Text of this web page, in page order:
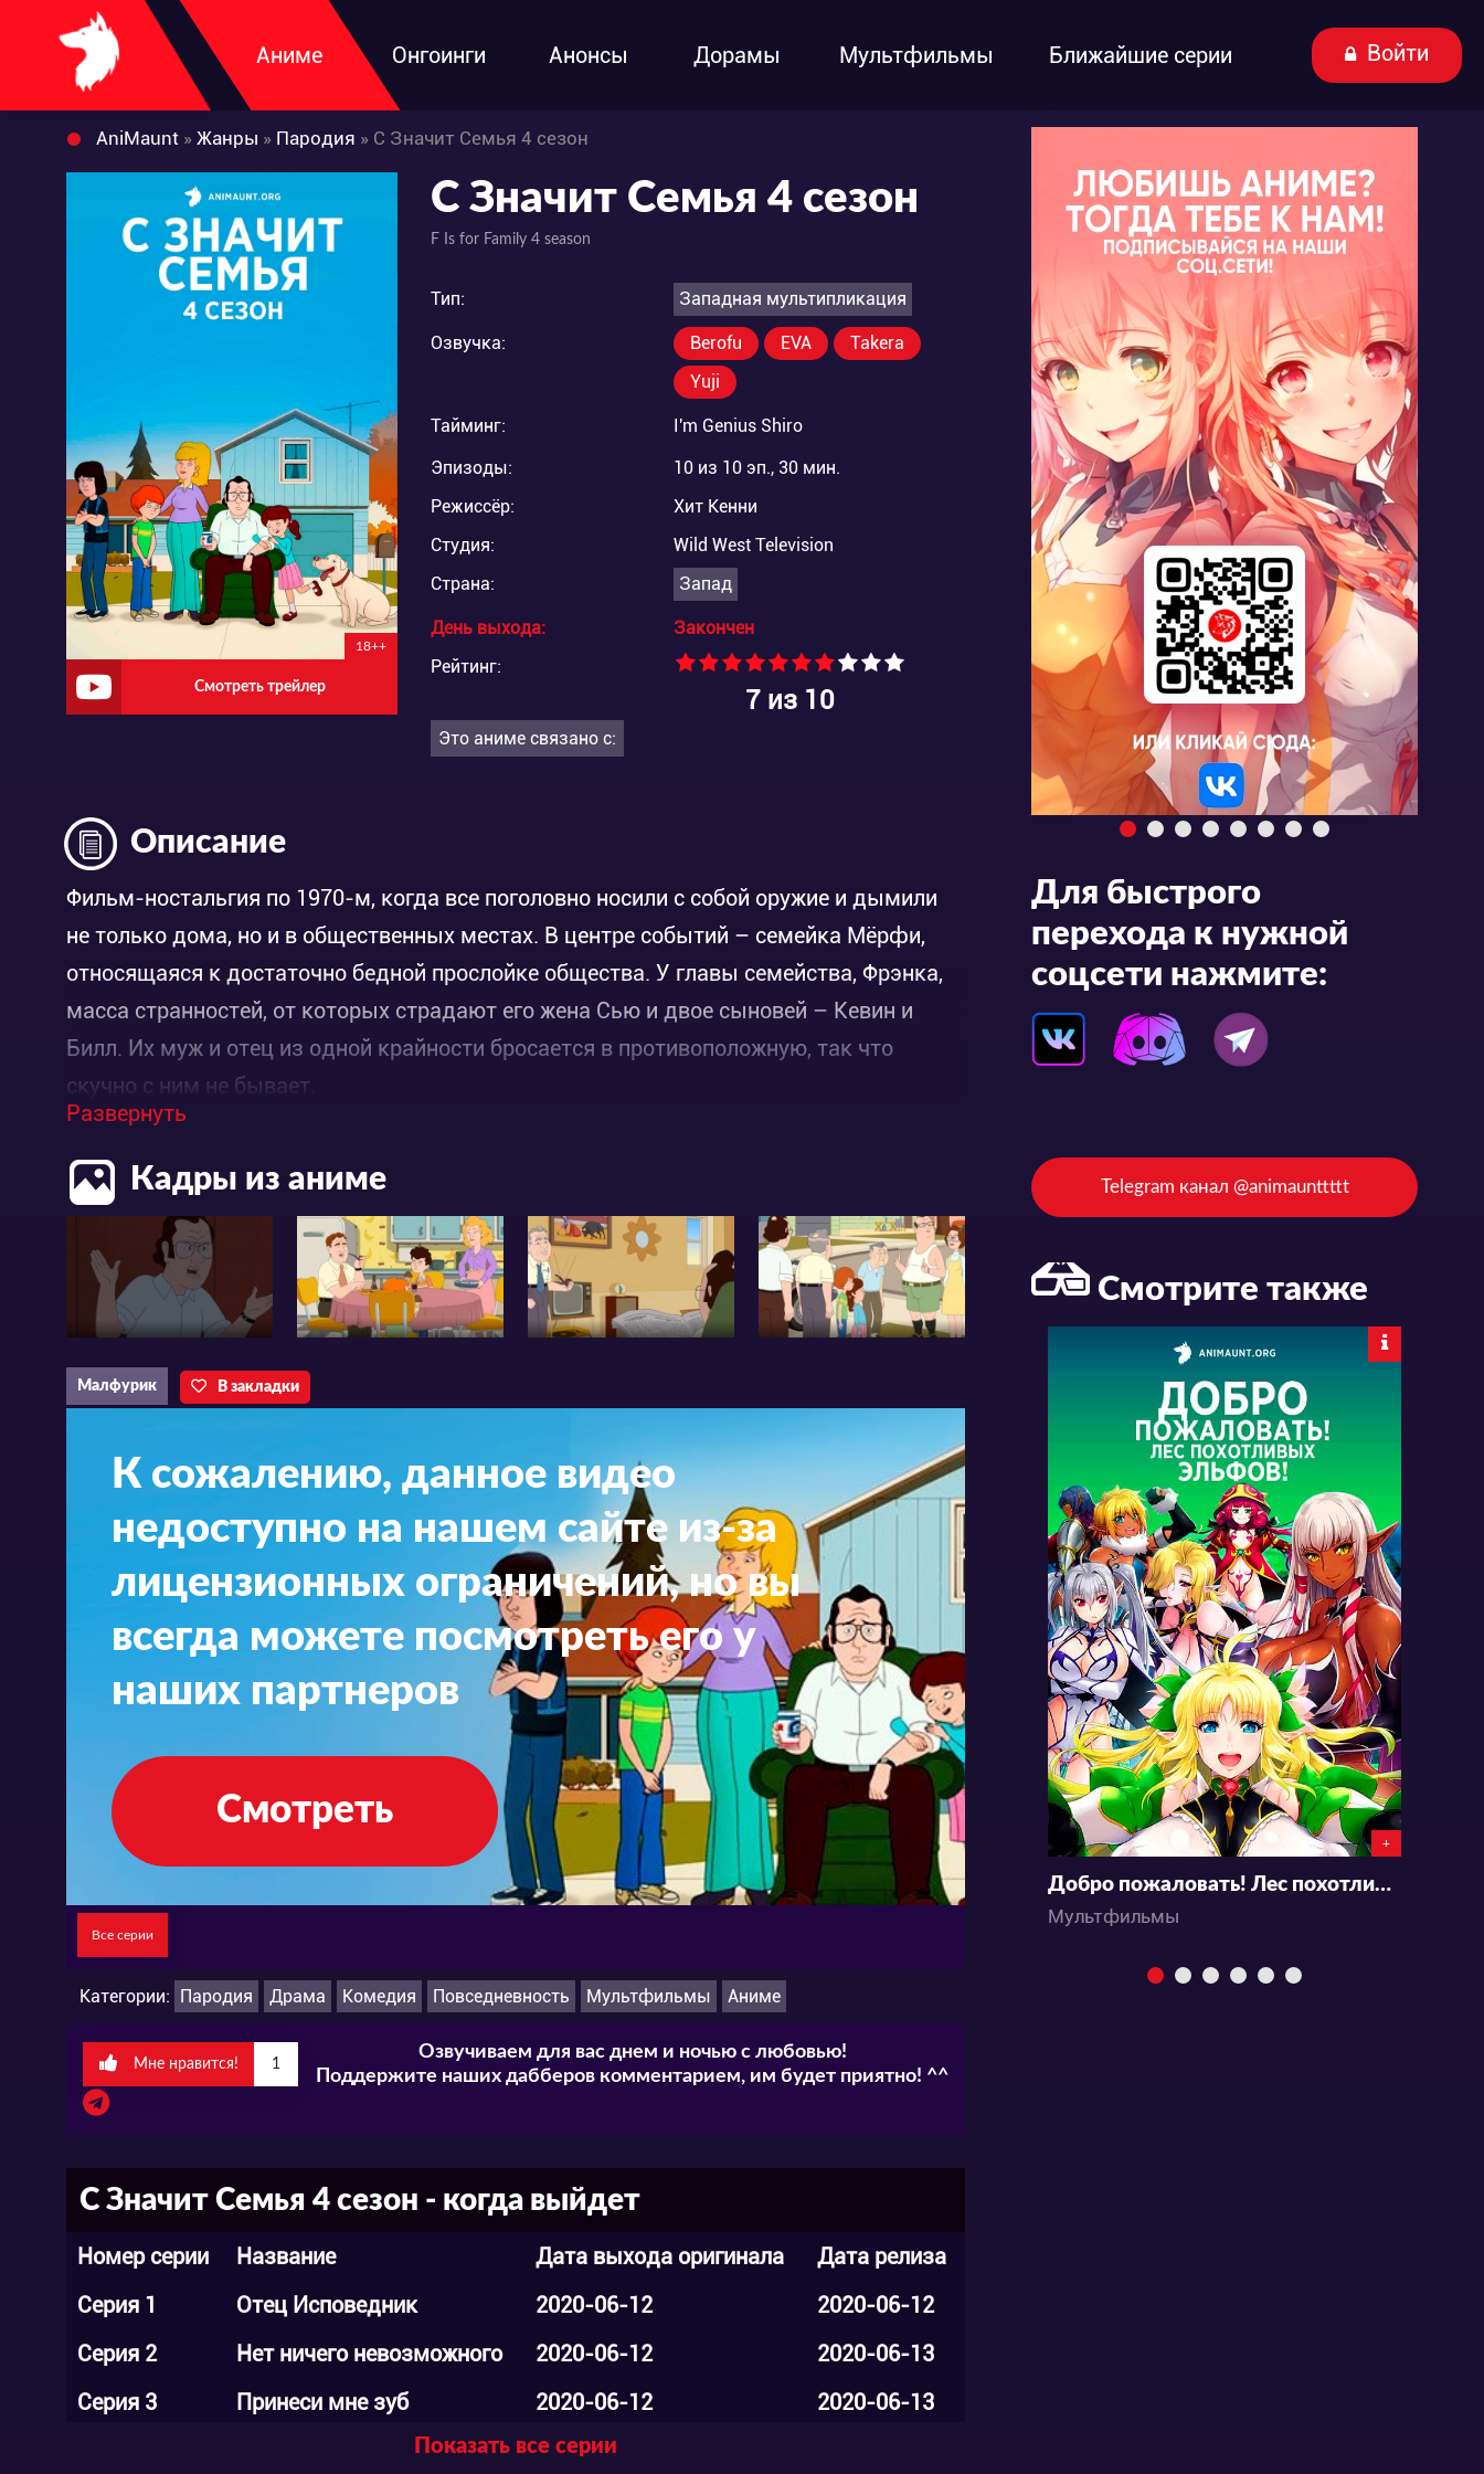
Аниме Онгоинги Анонсы Дорамы Мультфильмы Ближайшие серии Войти
AniMaunt » Жанры » Пародия » С Значит Семья 4 сезон
18++
Смотреть трейлер
С Значит Семья 4 сезон
F Is for Family 4 season
Тип: Западная мультипликация
Озвучка: Berofu EVA
Takera
Yuji
Тайминг:
I'm Genius Shiro
Эпизоды:
10 из 10 эп., 30 мин.
Режиссёр:
Хит Кенни
Студия:
Wild West Television
Страна:
Запад
День выхода:
Закончен
Рейтинг:
7из 10
Это аниме связано с:
Описание
Фильм-ностальгия по 1970-м, когда все поголовно носили с собой оружие и дымили
не только дома, но и в общественных местах. В центре событий – семейка Мёрфи,
относящаяся к достаточно бедной прослойке общества. У главы семейства, Фрэнка,
масса странностей, от которых страдают его жена Сью и двое сыновей – Кевин и
Билл. Их муж и отец из одной крайности бросается в противоположную, так что
скучно с ним не бывает.
Развернуть
Кадры из аниме
Малфурик В закладки
К сожалению, данное видео
недоступно на нашем сайте из-за
лицензионных ограничений, но вы
всегда можете посмотреть его у
наших партнеров
Смотреть
Все серии
Категории: Пародия Драма Комедия Повседневность Мультфильмы Аниме
Мне нравится! 1
Озвучиваем для вас днем и ночью с любовью!
Поддержите наших дабберов комментарием, им будет приятно! ^^
С Значит Семья 4 сезон - когда выйдет
Номер серии Название Дата выхода оригинала
Дата релиза
Серия 1
Отец Исповедник 2020-06-12
2020-06-12
Серия 2
Нет ничего невозможного 2020-06-12
2020-06-13
Серия 3
Принеси мне зуб 2020-06-12
2020-06-13
2020-06-12
Показать все серии
Для быстрого
перехода к нужной
соцсети нажмите:
Telegram канал @animaunttttt
Смотрите также
+
Добро пожаловать! Лес похотливых эльфов!
Мультфильмы